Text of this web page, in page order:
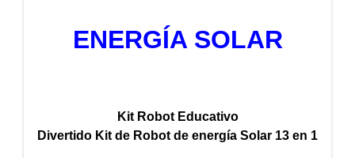
ENERGÍA SOLAR
Kit Robot Educativo
Divertido Kit de Robot de energía Solar 13 en 1